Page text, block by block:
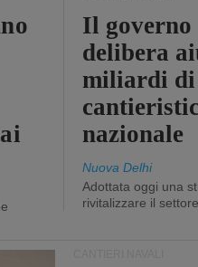
Il
delibera
miliardi
nazionale
Nuova Delhi
Adottata oggi una
rivitalizzare il settore